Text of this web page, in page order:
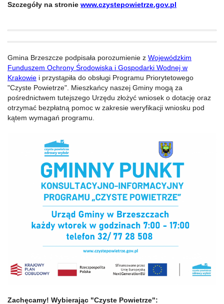
Szczegóły na stronie www.czystepowietrze.gov.pl
Gmina Brzeszcze podpisała porozumienie z Wojewódzkim
Funduszem Ochrony Środowiska i Gospodarki Wodnej w
Krakowie i przystąpiła do obsługi Programu Priorytetowego
"Czyste Powietrze". Mieszkańcy naszej Gminy mogą za
pośrednictwem tutejszego Urzędu złożyć wniosek o dotację oraz
otrzymać bezpłatną pomoc w zakresie weryfikacji wniosku pod
kątem wymagań programu.
Zachęcamy! Wybierając "Czyste Powietrze":